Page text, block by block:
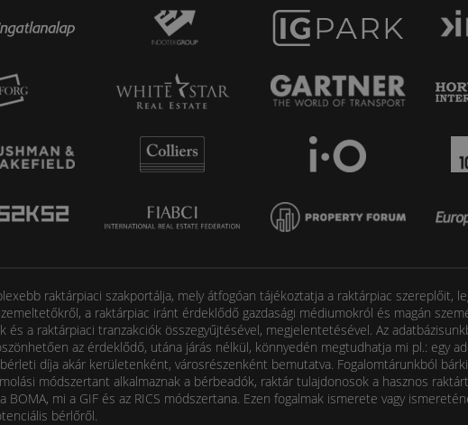
raktárpiaci szakportálja, mely átfogóan tájékoztatja a raktárpiac szereplőit,
a raktárpiac iránt érdeklődő gazdasági médiumokról és magán
a raktárpiaci tranzakciók összegyűjtésével, megjelentetésével. Az
az érdeklődő, utána járás nélkül, könnyedén megtudhatja mi pl.: egy
díja akár kerületenként, városrészenként bemutatva. Fogalomtárunkból
módszertant alkalmaznak a bérbeadók, raktár tulajdonosok a hasznos
BOMA, mi a GIF és az RICS módszertana. Ezen fogalmak ismerete vagy
bérlőről.